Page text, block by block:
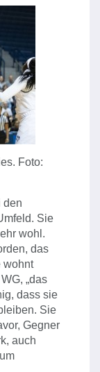
Foto:
den
Sie
wohl.
das
wohnt
„das
dass sie
Sie
Gegner
auch